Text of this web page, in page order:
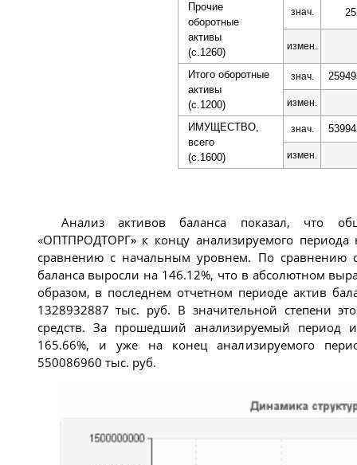
Прочие
оборотные
активы
(с.1260)
знач.
измен.
Итого оборотные
активы
(с.1200)
знач.
измен.
ИМУЩЕСТВО,
всего
(с.1600)
знач.
измен.
Анализ активов баланса показал, что
«ОПТПРОДТОРГ» к концу анализируемого
сравнению с начальным уровнем. По
баланса выросли на 146.12%, что в абсолютном
образом, в последнем отчетном периоде актив
1328932887 тыс. руб. В значительной степени
средств. За прошедший анализируемый период
165.66%, и уже на конец анализируемого
550086960 тыс. руб.